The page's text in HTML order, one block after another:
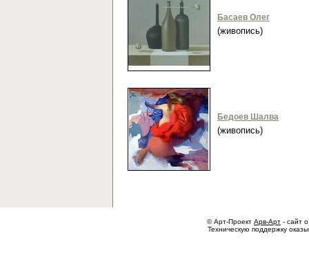
Басаев Олег
(живопись)
Бедоев Шалва
(живопись)
© Арт-Проект Арв-Арт - сайт
Техническую поддержку